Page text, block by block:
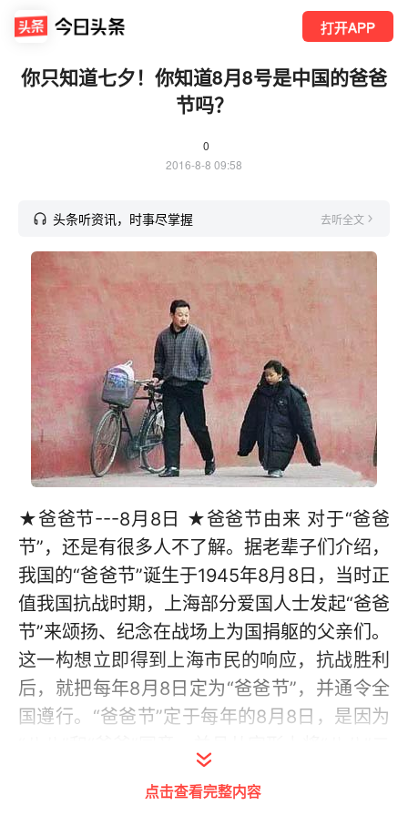
打开APP
你只知道七夕！你知道8月8号是中国的爸爸
节吗？
0
2016-8-8 09:58
头条听资讯，时事尽掌握 去听全文
★爸爸节---8月8日 ★爸爸节由来 对于“爸爸
节”，还是有很多人不了解。据老辈子们介绍，
我国的“爸爸节”诞生于1945年8月8日，当时正
值我国抗战时期，上海部分爱国人士发起“爸爸
节”来颂扬、纪念在战场上为国捐躯的父亲们。
这一构想立即得到上海市民的响应，抗战胜利
后，就把每年8月8日定为“爸爸节”，并通令全
国遵行。“爸爸节”定于每年的8月8日，是因为
字连缀后，正如一个“父”字。从此，8月8日成
为中国的“父亲节”。但随着西方的“父亲节”传
点击查看完整内容